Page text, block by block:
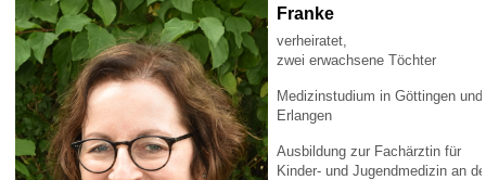
Franke
verheiratet,
zwei erwachsene Töchter
Medizinstudium in Göttingen und
Erlangen
Ausbildung zur Fachärztin für
Kinder- und Jugendmedizin an